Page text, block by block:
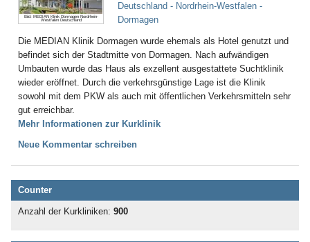
Bild: MEDIAN Klinik Dormagen Nordrhein-
Westfalen Deutschland
Deutschland - Nordrhein-Westfalen -
Dormagen
Die MEDIAN Klinik Dormagen wurde ehemals als Hotel genutzt und
befindet sich der Stadtmitte von Dormagen. Nach aufwändigen
Umbauten wurde das Haus als exzellent ausgestattete Suchtklinik
wieder eröffnet. Durch die verkehrsgünstige Lage ist die Klinik
sowohl mit dem PKW als auch mit öffentlichen Verkehrsmitteln sehr
gut erreichbar.
Mehr Informationen zur Kurklinik
Neue Kommentar schreiben
Counter
Anzahl der Kurkliniken: 900